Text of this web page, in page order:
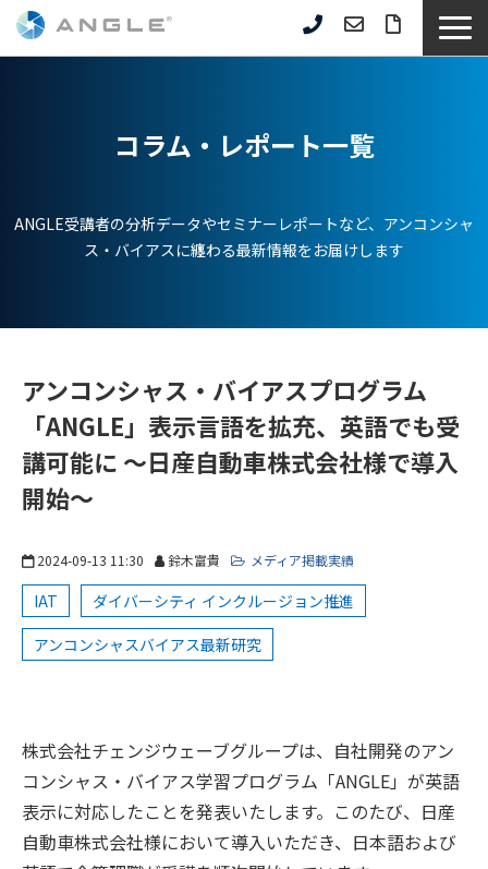
企業事例
お役立ち資料
コラム・レポート一覧
ANGLE受講者の分析データやセミナーレポートなど、アンコンシャ
ス・バイアスに纏わる最新情報をお届けします
アンコンシャス・バイアスプログラム
「ANGLE」表示言語を拡充、英語でも受
講可能に ～日産自動車株式会社様で導入
開始～
2024-09-13 11:30 鈴木富貴 メディア掲載実績
IAT
ダイバーシティ インクルージョン推進
アンコンシャスバイアス最新研究
株式会社チェンジウェーブグループは、自社開発のアン
コンシャス・バイアス学習プログラム「ANGLE」が英語
表示に対応したことを発表いたします。このたび、日産
自動車株式会社様において導入いただき、日本語および